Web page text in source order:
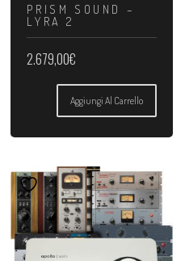
PRISM SOUND –
LYRA 2
2.679,00€
Aggiungi Al Carrello